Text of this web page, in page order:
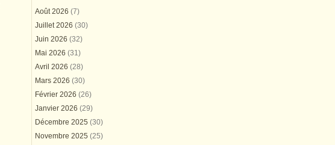
Août 2026 (7)
Juillet 2026 (30)
Juin 2026 (32)
Mai 2026 (31)
Avril 2026 (28)
Mars 2026 (30)
Février 2026 (26)
Janvier 2026 (29)
Décembre 2025 (30)
Novembre 2025 (25)